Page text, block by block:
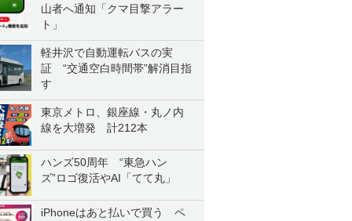
山者へ通知「クマ目撃アラー
ト」
軽井沢で自動運転バスの実
証 “交通空白時間帯”解消目指
す
東京メトロ、銀座線・丸ノ内
線を大増発 計212本
ハンズ50周年 “東急ハン
ズ”ロゴ復活やAI「てて丸」
iPhoneはあと払いで買う ペ